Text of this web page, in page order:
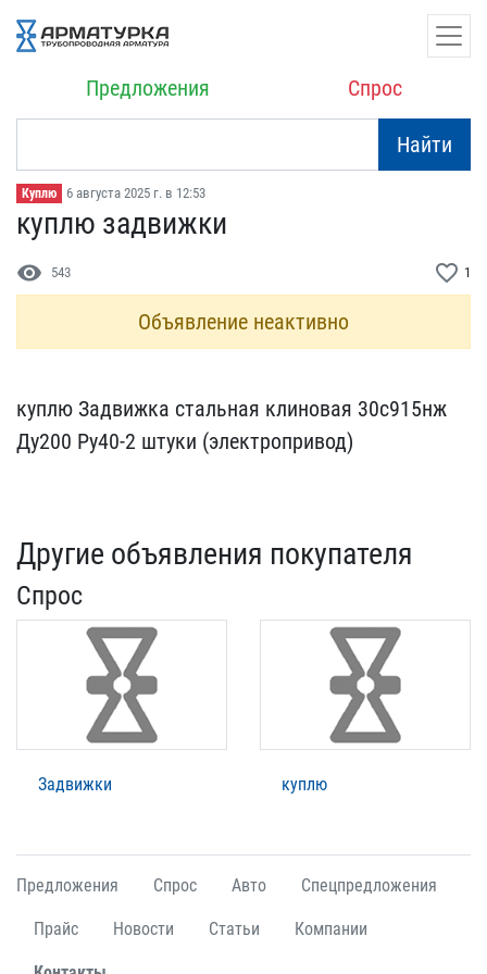
Предложения Спрос
Найти
Куплю 6 августа 2025 г. в 12:53
куплю задвижки
visibility 543 favorite_border 1
Объявление неактивно
куплю Задвижка стальная ​клиновая 30с915нж
Ду200 ​Ру40-2 штуки (электропри​вод)
Другие объявления покупателя
Спрос
Задвижки куплю
Предложения Спрос Авто Спецпредложения
Прайс Новости Статьи Компании